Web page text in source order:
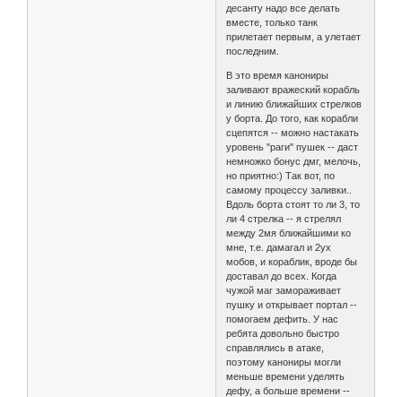
десанту надо все делать
вместе, только танк
прилетает первым, а улетает
последним.
В это время канониры
заливают вражеский корабль
и линию ближайших стрелков
у борта. До того, как корабли
сцепятся -- можно настакать
уровень "раги" пушек -- даст
немножко бонус дмг, мелочь,
но приятно:) Так вот, по
самому процессу заливки..
Вдоль борта стоят то ли 3, то
ли 4 стрелка -- я стрелял
между 2мя ближайшими ко
мне, т.е. дамагал и 2ух
мобов, и кораблик, вроде бы
доставал до всех. Когда
чужой маг замораживает
пушку и открывает портал --
помогаем дефить. У нас
ребята довольно быстро
справлялись в атаке,
поэтому канониры могли
меньше времени уделять
дефу, а больше времени --